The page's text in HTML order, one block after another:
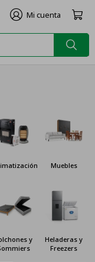
Muebles
y
Heladeras y
Freezers